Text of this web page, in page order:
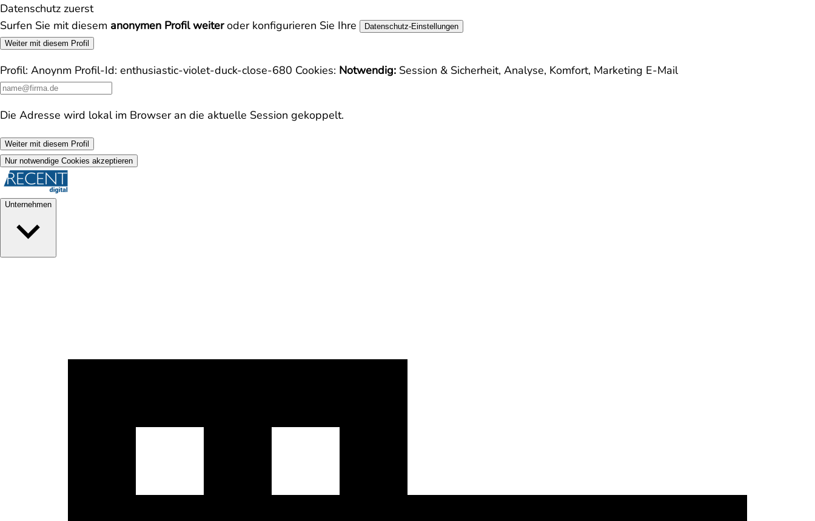
Datenschutz zuerst
Surfen Sie mit diesem anonymen Profil weiteroder konfigurieren Sie Ihre
Datenschutz-Einstellungen
Weiter mit diesem Profil
Profil: Anoynm Profil-Id: enthusiastic-violet-duck-close-680 Cookies: Notwendig: Session & Sicherheit, Analyse, Komfort, Marketing E-Mail
Die Adresse wird lokal im Browser an die aktuelle Session gekoppelt.
Weiter mit diesem Profil
Nur notwendige Cookies akzeptieren
Unternehmen